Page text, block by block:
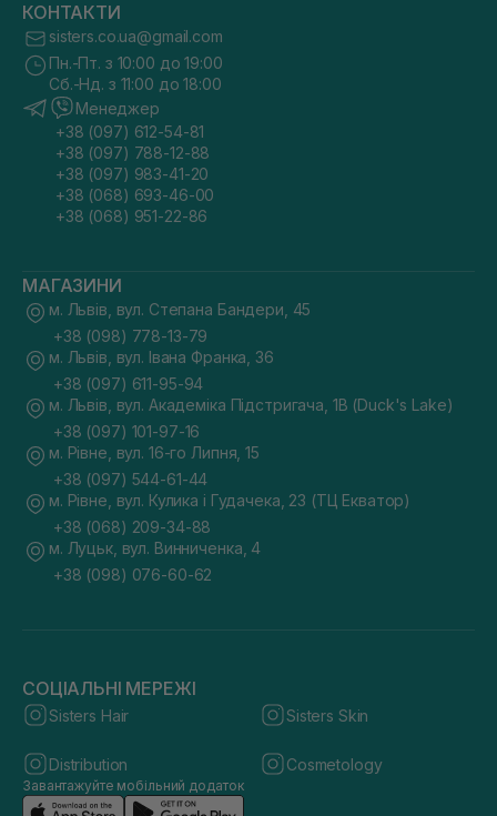
КОНТАКТИ
sisters.co.ua@gmail.com
Пн.-Пт. з 10:00 до 19:00
Сб.-Нд. з 11:00 до 18:00
Менеджер
+38 (097) 612-54-81
+38 (097) 788-12-88
+38 (097) 983-41-20
+38 (068) 693-46-00
+38 (068) 951-22-86
МАГАЗИНИ
м. Львів, вул. Степана Бандери, 45
+38 (098) 778-13-79
м. Львів, вул. Івана Франка, 36
+38 (097) 611-95-94
м. Львів, вул. Академіка Підстригача, 1В (Duck's Lake)
+38 (097) 101-97-16
м. Рівне, вул. 16-го Липня, 15
+38 (097) 544-61-44
м. Рівне, вул. Кулика і Гудачека, 23 (ТЦ Екватор)
+38 (068) 209-34-88
м. Луцьк, вул. Винниченка, 4
+38 (098) 076-60-62
СОЦІАЛЬНІ МЕРЕЖІ
Sisters Hair Sisters Skin
Distribution Cosmetology
Завантажуйте мобільний додаток